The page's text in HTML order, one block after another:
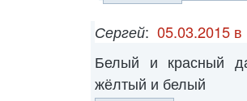
Сергей: 05.03.2015 в
Белый и красный
жёлтый и белый